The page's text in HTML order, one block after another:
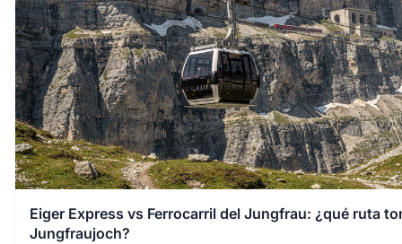
Eiger Express vs Ferrocarril del Jungfrau: ¿qué ruta
Jungfraujoch?